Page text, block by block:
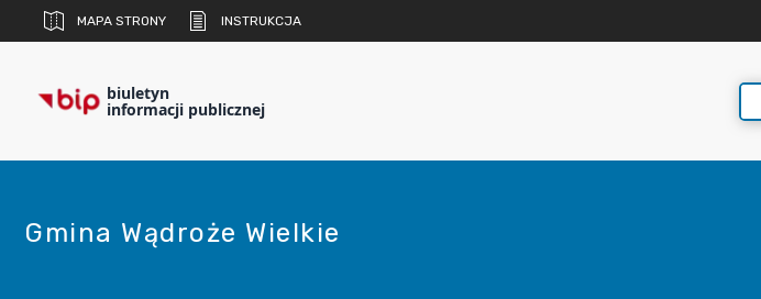
MAPA STRONY INSTRUKCJA
biuletyn
informacji publicznej
Gmina Wądroże Wielkie